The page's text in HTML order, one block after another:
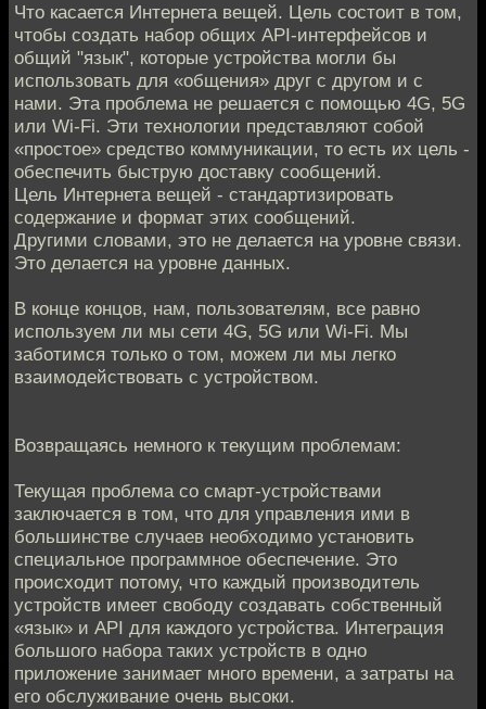
Что касается Интернета вещей. Цель состоит в том,
чтобы создать набор общих API-интерфейсов и
общий "язык", которые устройства могли бы
использовать для «общения» друг с другом и с
нами. Эта проблема не решается с помощью 4G, 5G
или Wi-Fi. Эти технологии представляют собой
«простое» средство коммуникации, то есть их цель -
обеспечить быструю доставку сообщений.
Цель Интернета вещей - стандартизировать
содержание и формат этих сообщений.
Другими словами, это не делается на уровне связи.
Это делается на уровне данных.
В конце концов, нам, пользователям, все равно
используем ли мы сети 4G, 5G или Wi-Fi. Мы
заботимся только о том, можем ли мы легко
взаимодействовать с устройством.
Возвращаясь немного к текущим проблемам:
Текущая проблема со смарт-устройствами
заключается в том, что для управления ими в
большинстве случаев необходимо установить
специальное программное обеспечение. Это
происходит потому, что каждый производитель
устройств имеет свободу создавать собственный
«язык» и API для каждого устройства. Интеграция
большого набора таких устройств в одно
приложение занимает много времени, а затраты на
его обслуживание очень высоки.